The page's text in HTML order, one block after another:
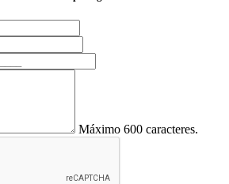
Máximo 600 caracteres.